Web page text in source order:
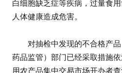
白细胞缺乏症等疾病，过量食
人体健康造成危害。
对抽检中发现的不合格产品
药品监管）部门已经采取措施
用农产品集中交易市场开办者